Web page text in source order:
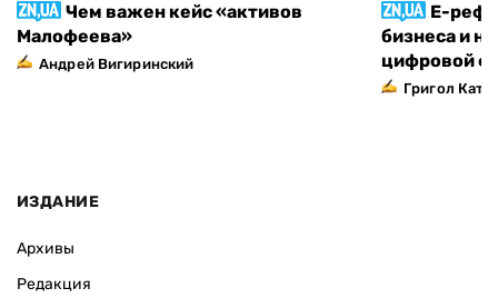
Чем важен кейс «активов
Малофеева»
Андрей Вигиринский
Е-
бизнеса и
цифровой
Григол
ИЗДАНИЕ
Архивы
Редакция